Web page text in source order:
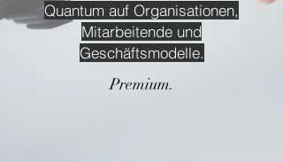
Quantum auf Organisationen,
Mitarbeitende und
Geschäftsmodelle.
Premium.